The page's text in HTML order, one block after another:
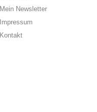
Mein Newsletter
Impressum
Kontakt